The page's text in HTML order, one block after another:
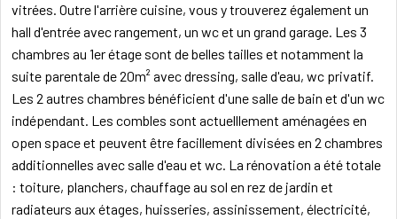
vitrées. Outre l'arrière cuisine, vous y trouverez également un
hall d'entrée avec rangement, un wc et un grand garage. Les 3
chambres au 1er étage sont de belles tailles et notamment la
suite parentale de 20m² avec dressing, salle d'eau, wc privatif.
Les 2 autres chambres bénéficient d'une salle de bain et d'un wc
indépendant. Les combles sont actuelllement aménagées en
open space et peuvent être facillement divisées en 2 chambres
additionnelles avec salle d'eau et wc. La rénovation a été totale
: toiture, planchers, chauffage au sol en rez de jardin et
radiateurs aux étages, huisseries, assinissement, électricité,